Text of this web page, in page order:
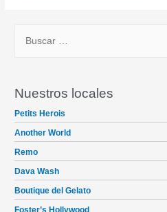
c
r
p
o
r
:
Nuestros locales
Petits Herois
Another World
Remo
Dava Wash
Boutique del Gelato
Foster’s Hollywood